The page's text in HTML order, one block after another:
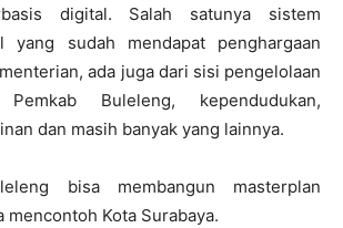
digital. Salah satunya sistem
yang sudah mendapat penghargaan
ada juga dari sisi pengelolaan
Buleleng, kependudukan,
dan masih banyak yang lainnya.
bisa membangun masterplan
Kota Surabaya.